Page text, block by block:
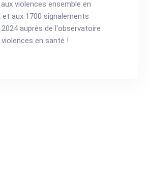
violences ensemble en
et aux 1700 signalements
auprès de l'observatoire
en santé !